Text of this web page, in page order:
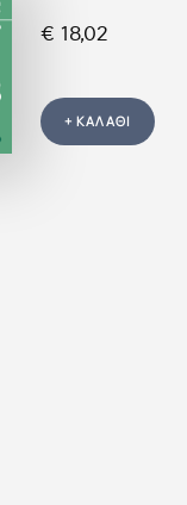
€ 18,02
+ ΚΑΛΑΘΙ